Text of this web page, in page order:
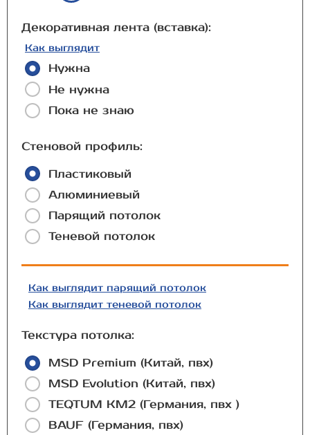
Декоративная лента (вставка):
Как выглядит
Нужна
Не нужна
Пока не знаю
Стеновой профиль:
Пластиковый
Алюминиевый
Парящий потолок
Теневой потолок
Как выглядит парящий потолок
Как выглядит теневой потолок
Текстура потолка:
MSD Premium (Китай, пвх)
MSD Evolution (Китай, пвх)
TEQTUM КМ2 (Германия, пвх )
BAUF (Германия, пвх)